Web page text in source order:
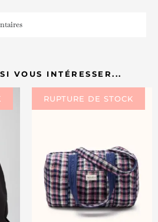
VOUS INTÉRESSER...